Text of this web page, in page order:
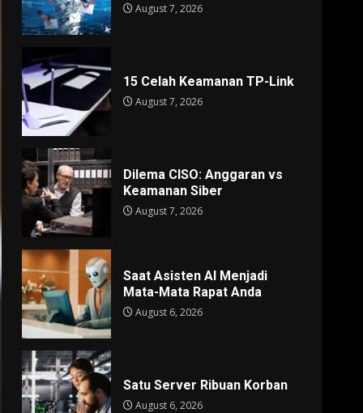
August 7, 2026
15 Celah Keamanan TP-Link
August 7, 2026
Dilema CISO: Anggaran vs
Keamanan Siber
August 7, 2026
Saat Asisten AI Menjadi
Mata-Mata Rapat Anda
August 6, 2026
Satu Server Ribuan Korban
August 6, 2026